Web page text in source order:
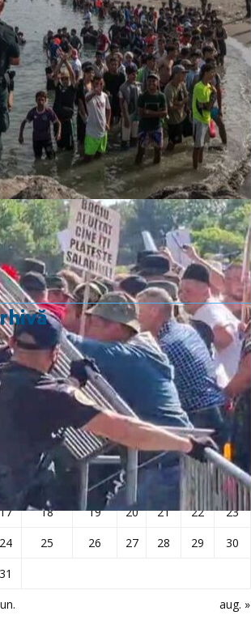
Curs valutar: 05 Aug 2026
EUR: 5,2489 RON
-0,0008 ▼
USD: 4,5480 RON
-0,0144 ▼
CHF : 5,6210 RON
-0,0093 ▼
GBP : 6,1244 RON
-0,0074 ▼
Convertor valutar
»
Rezultat: -
iulie 2017
Ma Mi V S D
aug. »
1
2
4 5 6 7
9
10
12 13 15
16
18 19 20 21 22
23
24
25 26 27 28 29
30
31